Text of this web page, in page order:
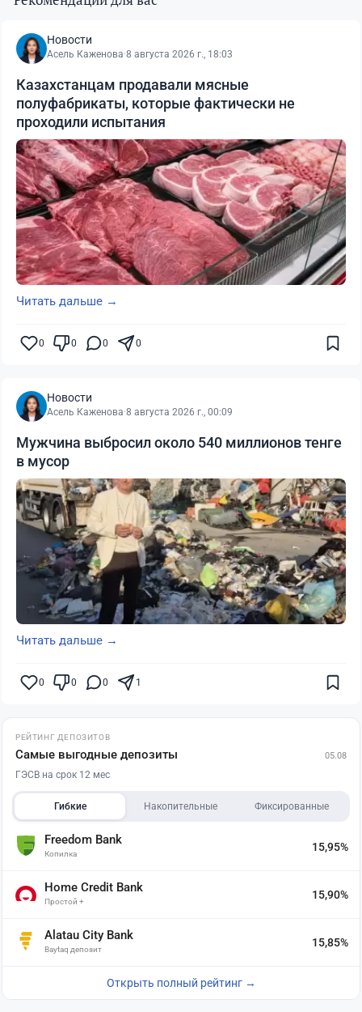
Новости
Асель Каженова·8 августа 2026 г., 18:03
Казахстанцам продавали мясные
полуфабрикаты, которые фактически не
проходили испытания
Читать дальше →
0 0 0 0
Новости
Асель Каженова·8 августа 2026 г., 00:09
Мужчина выбросил около 540 миллионов тенге
в мусор
Читать дальше →
0 0 0 1
РЕЙТИНГ ДЕПОЗИТОВ
Самые выгодные депозиты 05.08
ГЭСВ на срок 12 мес
Гибкие Накопительные Фиксированные
Freedom Bank
Копилка
15,95%
Home Credit Bank
Простой +
15,90%
Alatau City Bank
Baytaq депозит
15,85%
Открыть полный рейтинг →